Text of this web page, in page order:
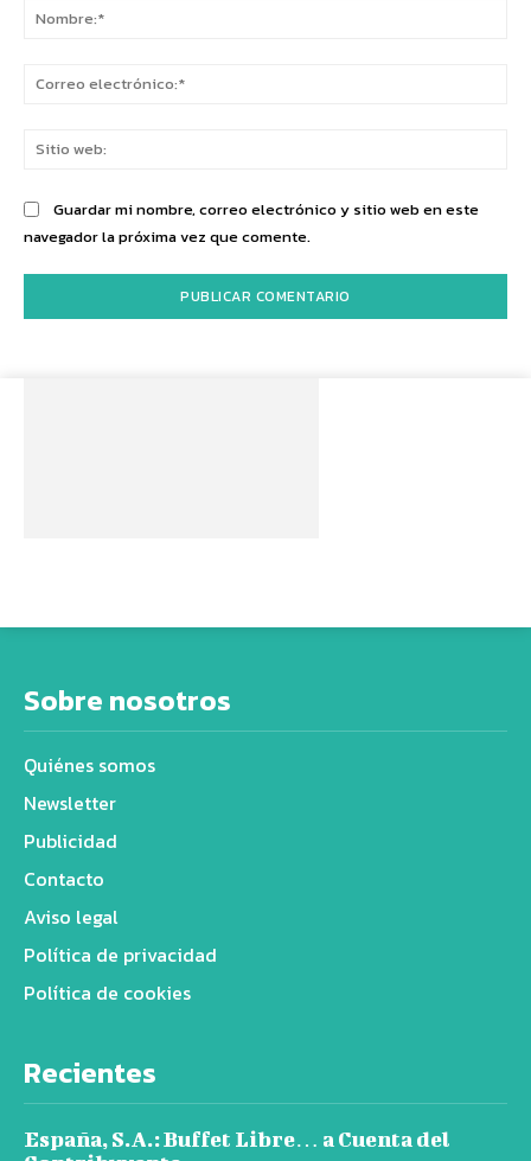
Guardar mi nombre, correo electrónico y sitio web en este
navegador la próxima vez que comente.
Sobre nosotros
Quiénes somos
Newsletter
Publicidad
Contacto
Aviso legal
Política de privacidad
Política de cookies
Recientes
España, S.A.: Buffet Libre… a Cuenta del